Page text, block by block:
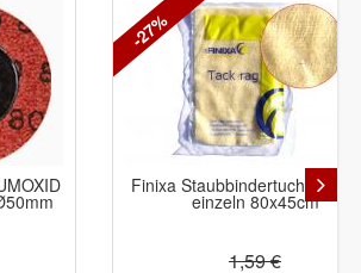
Finixa Staubbindertuch Standard
einzeln 80x45cm